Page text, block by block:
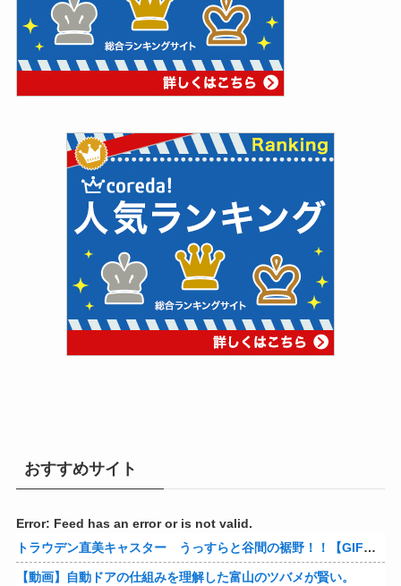
おすすめサイト
Error: Feed has an error or is not valid.
トラウデン直美キャスター うっすらと谷間の裾野！！【GIF動画あり】
【動画】自動ドアの仕組みを理解した富山のツバメが賢い。